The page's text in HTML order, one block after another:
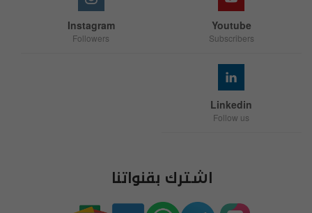
Youtube
Subscribers
Instagram
Followers
Linkedin
Follow us
اشترك بقنواتنا